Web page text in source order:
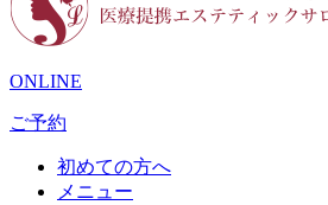
ONLINE
ご予約
初めての方へ
メニュー